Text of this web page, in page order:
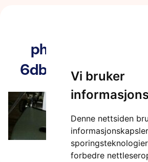
Vi bruker
Denne nettsiden
forbedre
photo-
6db0ff9d4bfb-1-